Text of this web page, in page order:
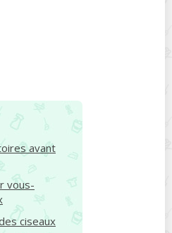
avant
vous-
ciseaux